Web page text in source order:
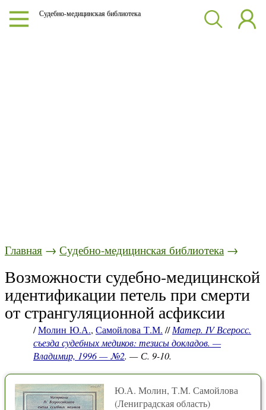
Судебно-медицинская библиотека
Главная → Судебно-медицинская библиотека →
Возможности судебно-медицинской
идентификации петель при смерти
от странгуляционной асфиксии
/Молин Ю.А., Самойлова Т.М. //Матер. IV Всеросс.
съезда судебных медиков: тезисы докладов. —
Владимир, 1996 — №2. — С. 9-10.
Ю.А. Молин, Т.М. Самойлова
(Лениградская область)